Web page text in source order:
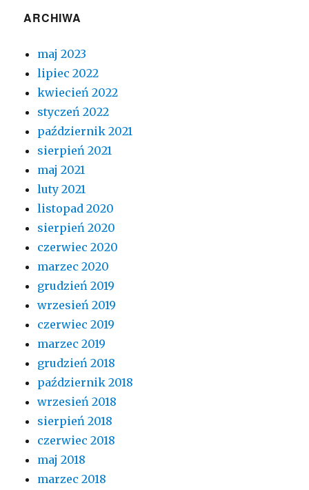
ARCHIWA
maj 2023
lipiec 2022
kwiecień 2022
styczeń 2022
październik 2021
sierpień 2021
maj 2021
luty 2021
listopad 2020
sierpień 2020
czerwiec 2020
marzec 2020
grudzień 2019
wrzesień 2019
czerwiec 2019
marzec 2019
grudzień 2018
październik 2018
wrzesień 2018
sierpień 2018
czerwiec 2018
maj 2018
marzec 2018